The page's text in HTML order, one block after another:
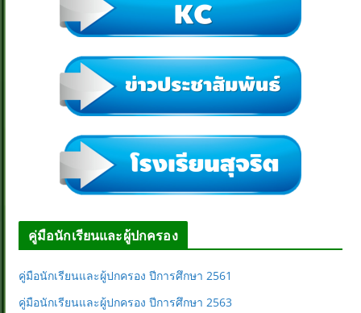
คู่มือนักเรียนและผู้ปกครอง
คู่มือนักเรียนและผู้ปกครอง ปีการศึกษา 2561
คู่มือนักเรียนและผู้ปกครอง ปีการศึกษา 2563